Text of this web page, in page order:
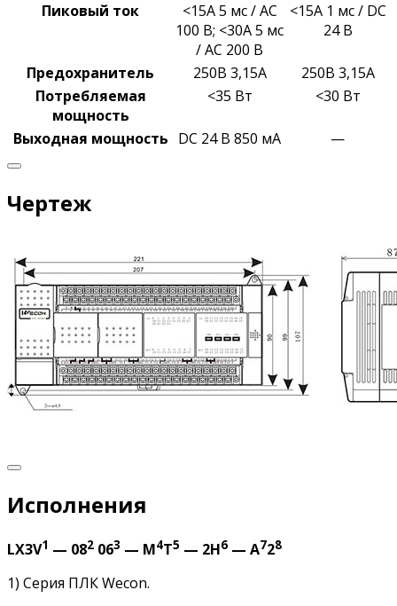
Пиковый ток
<15A 5 мс / AC
100 В; <30A 5 мс
/ AC 200 В
<15A 1 мс / DC
24 В
Предохранитель 250В 3,15А
250В 3,15А
Потребляемая
мощность
<35 Вт <30 Вт
Выходная мощность DC 24 В 850 мА —
Чертеж
Исполнения
LX3V1 — 082 063 — M4T5 — 2H6 — A728
1) Серия ПЛК Wecon.